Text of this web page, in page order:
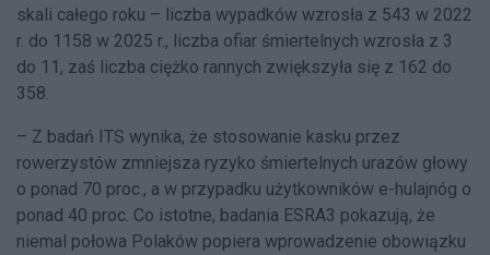
skali całego roku – liczba wypadków wzrosła z 543 w 2022
r. do 1158 w 2025 r., liczba ofiar śmiertelnych wzrosła z 3
do 11, zaś liczba ciężko rannych zwiększyła się z 162 do
358.
– Z badań ITS wynika, że stosowanie kasku przez
rowerzystów zmniejsza ryzyko śmiertelnych urazów głowy
o ponad 70 proc., a w przypadku użytkowników e-hulajnóg o
ponad 40 proc. Co istotne, badania ESRA3 pokazują, że
niemal połowa Polaków popiera wprowadzenie obowiązku